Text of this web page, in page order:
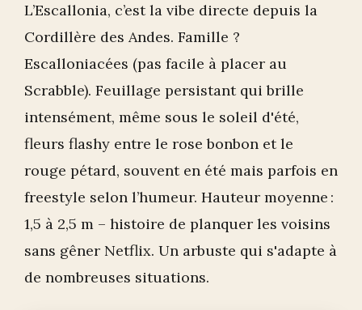
L’Escallonia, c’est la vibe directe depuis la
Cordillère des Andes. Famille ?
Escalloniacées (pas facile à placer au
Scrabble). Feuillage persistant qui brille
intensément, même sous le soleil d'été,
fleurs flashy entre le rose bonbon et le
rouge pétard, souvent en été mais parfois en
freestyle selon l’humeur. Hauteur moyenne :
1,5 à 2,5 m – histoire de planquer les voisins
sans gêner Netflix. Un arbuste qui s'adapte à
de nombreuses situations.